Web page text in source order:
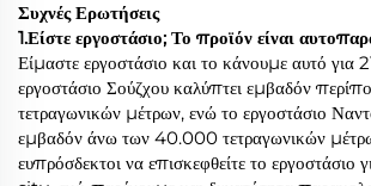
Συχνές Ερωτήσεις
1.Είστε εργοστάσιο; Το προϊόν είναι
Είμαστε εργοστάσιο και το κάνουμε αυτό για
εργοστάσιο Σούζχου καλύπτει εμβαδόν
τετραγωνικών μέτρων, ενώ το εργοστάσιο
εμβαδόν άνω των 40.000 τετραγωνικών
ευπρόσδεκτοι να επισκεφθείτε το εργοστάσιο